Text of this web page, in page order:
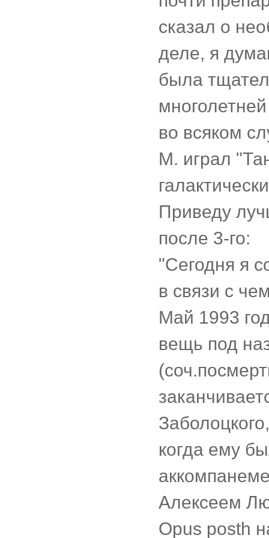
сказал о
деле, я
была
во всяком
М. играл
Приведу
после 3-го:
"Сегодня я
в связи с
Май 1993
вещь под
когда ему
Алексеем
Opus posth